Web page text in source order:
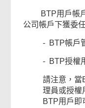
BTP用戶帳戶
公司帳戶下獲委任
- BTP帳戶
- BTP授權
請注意，當
理員或授權
BTP用戶即